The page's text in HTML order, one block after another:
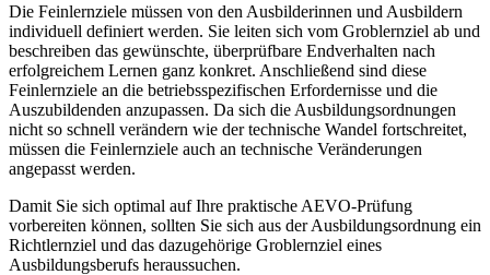
Die Feinlernziele müssen von den Ausbilderinnen und Ausbildern
individuell definiert werden. Sie leiten sich vom Groblernziel ab und
beschreiben das gewünschte, überprüfbare Endverhalten nach
erfolgreichem Lernen ganz konkret. Anschließend sind diese
Feinlernziele an die betriebsspezifischen Erfordernisse und die
Auszubildenden anzupassen. Da sich die Ausbildungsordnungen
nicht so schnell verändern wie der technische Wandel fortschreitet,
müssen die Feinlernziele auch an technische Veränderungen
angepasst werden.
Damit Sie sich optimal auf Ihre praktische AEVO-Prüfung
vorbereiten können, sollten Sie sich aus der Ausbildungsordnung ein
Richtlernziel und das dazugehörige Groblernziel eines
Ausbildungsberufs heraussuchen.